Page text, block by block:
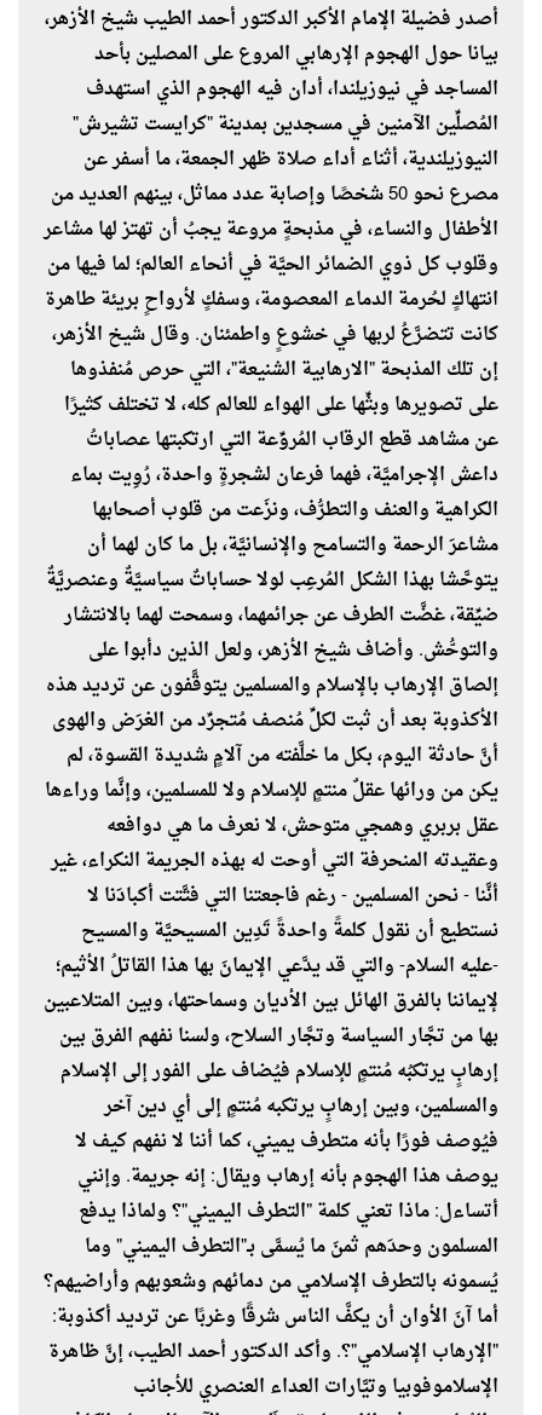
أصدر فضيلة الإمام الأكبر الدكتور أحمد الطيب شيخ الأزهر،
بيانا حول الهجوم الإرهابي المروع على المصلين بأحد
المساجد في نيوزيلندا، أدان فيه الهجوم الذي استهدف
المُصلِّين الآمنين في مسجدين بمدينة "كرايست تشيرش"
النيوزيلندية، أثناء أداء صلاة ظهر الجمعة، ما أسفر عن
مصرع نحو 50 شخصًا وإصابة عدد مماثل، بينهم العديد من
الأطفال والنساء، في مذبحةٍ مروعة يجبُ أن تهتز لها مشاعر
وقلوب كل ذوي الضمائر الحيَّة في أنحاء العالم؛ لما فيها من
انتهاكٍ لحُرمة الدماء المعصومة، وسفكٍ لأرواحٍ بريئة طاهرة
كانت تتضرَّعُ لربها في خشوعٍ واطمئنان. وقال شيخ الأزهر،
إن تلك المذبحة "الارهابية الشنيعة"، التي حرص مُنفذوها
على تصويرها وبثِّها على الهواء للعالم كله، لا تختلف كثيرًا
عن مشاهد قطع الرقاب المُروِّعة التي ارتكبتها عصاباتُ
داعش الإجراميَّة، فهما فرعان لشجرةٍ واحدة، رُوِيت بماء
الكراهية والعنف والتطرُّف، ونزَعت من قلوب أصحابها
مشاعرَ الرحمة والتسامح والإنسانيَّة، بل ما كان لهما أن
يتوحَّشا بهذا الشكل المُرعِب لولا حساباتٌ سياسيَّةٌ وعنصريَّةٌ
ضيِّقة، غضَّت الطرف عن جرائمهما، وسمحت لهما بالانتشار
والتوحُّش. وأضاف شيخ الأزهر، ولعل الذين دأبوا على
إلصاق الإرهاب بالإسلام والمسلمين يتوقَّفون عن ترديد هذه
الأكذوبة بعد أن ثبت لكلِّ مُنصف مُتجرِّد من الغرَض والهوى
أنَّ حادثة اليوم، بكل ما خلَّفته من آلامٍ شديدة القسوة، لم
يكن من ورائها عقلٌ منتمٍ للإسلام ولا للمسلمين، وإنَّما وراءها
عقل بربري وهمجي متوحش، لا نعرف ما هي دوافعه
وعقيدته المنحرفة التي أوحت له بهذه الجريمة النكراء، غير
أنَّنا - نحن المسلمين - رغم فاجعتنا التي فتَّتت أكبادَنا لا
نستطيع أن نقول كلمةً واحدةً تَدِين المسيحيَّة والمسيح
-عليه السلام- والتي قد يدَّعي الإيمانَ بها هذا القاتلُ الأثيم؛
لإيماننا بالفرق الهائل بين الأديان وسماحتها، وبين المتلاعبين
بها من تجَّار السياسة وتجَّار السلاح، ولسنا نفهم الفرق بين
إرهابٍ يرتكبُه مُنتمٍ للإسلام فيُضاف على الفور إلى الإسلام
والمسلمين، وبين إرهابٍ يرتكبه مُنتمٍ إلى أي دين آخر
فيُوصف فورًا بأنه متطرف يميني، كما أننا لا نفهم كيف لا
يوصف هذا الهجوم بأنه إرهاب ويقال: إنه جريمة. وإنني
أتساءل: ماذا تعني كلمة "التطرف اليميني"؟ ولماذا يدفع
المسلمون وحدَهم ثمنَ ما يُسمَّى بـ"التطرف اليميني" وما
يُسمونه بالتطرف الإسلامي من دمائهم وشعوبهم وأراضيهم؟
أما آنَ الأوان أن يكفَّ الناس شرقًا وغربًا عن ترديد أكذوبة:
"الإرهاب الإسلامي"؟. وأكد الدكتور أحمد الطيب، إنَّ ظاهرة
الإسلاموفوبيا وتيَّارات العداء العنصري للأجانب